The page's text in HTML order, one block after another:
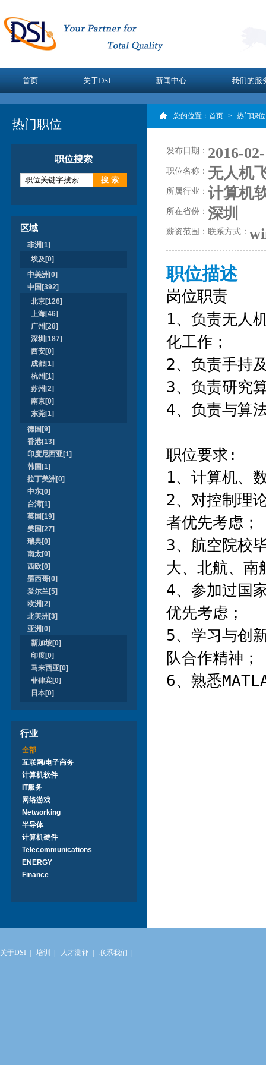
首页 关于DSI 新闻中心 我们的服
热门职位
职位搜索
区域
非洲[1]
埃及[0]
中美洲[0]
中国[392]
北京[126]
上海[46]
广州[28]
深圳[187]
西安[0]
成都[1]
杭州[1]
苏州[2]
南京[0]
东莞[1]
德国[9]
香港[13]
印度尼西亚[1]
韩国[1]
拉丁美洲[0]
中东[0]
台湾[1]
英国[19]
美国[27]
瑞典[0]
南太[0]
西欧[0]
墨西哥[0]
爱尔兰[5]
欧洲[2]
北美洲[3]
亚洲[0]
新加坡[0]
印度[0]
马来西亚[0]
菲律宾[0]
日本[0]
行业
全部
互联网/电子商务
计算机软件
IT服务
网络游戏
Networking
半导体
计算机硬件
Telecommunications
ENERGY
Finance
您的位置： 首页 > 热门职位
发布日期： 2016-
职位名称： 无人机
所属行业： 计算机
所在省份： 深圳
薪资范围： 联系方式：
职位描述
岗位职责
1、负责无人
化工作；
2、负责手持
3、负责研究
4、负责与算
职位要求:
1、计算机、
2、对控制理
者优先考虑；
3、航空院校
大、北航、南
4、参加过国
优先考虑；
5、学习与创
队合作精神；
6、熟悉
关于DSI 培训 人才测评 联系我们